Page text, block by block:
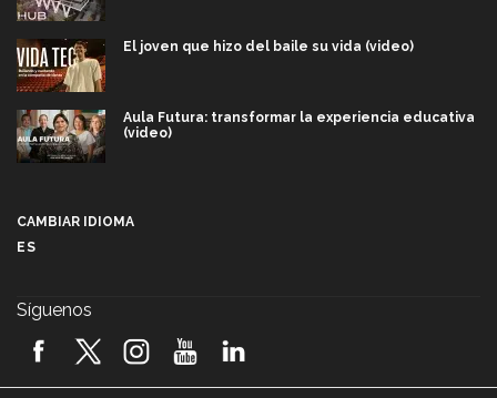
El joven que hizo del baile su vida (video)
Aula Futura: transformar la experiencia educativa
(video)
2026! (video)
CAMBIAR IDIOMA
ES
Síguenos